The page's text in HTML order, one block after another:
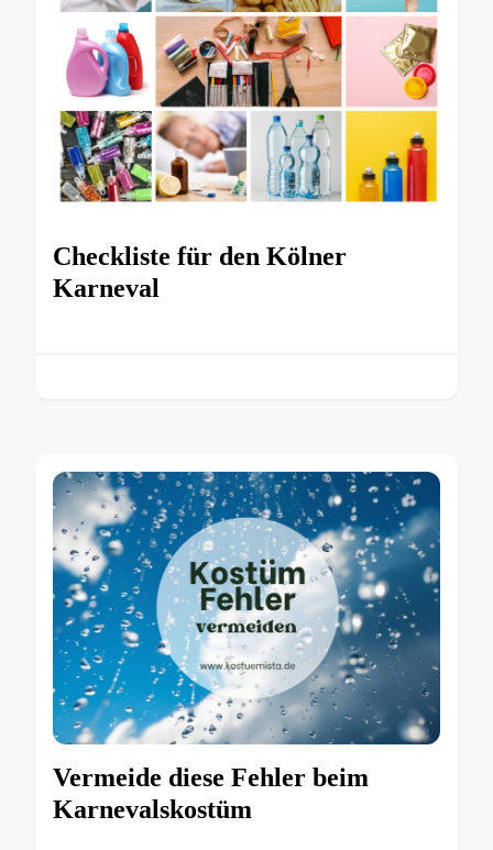
Checkliste für den Kölner
Karneval
Vermeide diese Fehler beim
Karnevalskostüm